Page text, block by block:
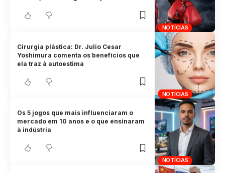
NOTÍCIAS
NOTÍCIAS
Cirurgia plástica: Dr. Julio Cesar
Yoshimura comenta os benefícios que
ela traz à autoestima
NOTÍCIAS
Os 5 jogos que mais influenciaram o
mercado em 10 anos e o que ensinaram
à indústria